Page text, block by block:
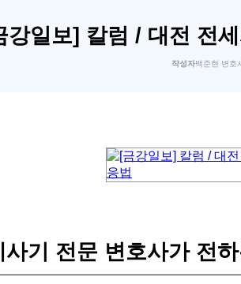
강일보] 칼럼 / 대전 전
작성자백준현 변호
기 전문 변호사가 전